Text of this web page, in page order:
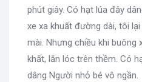
phút giây. Có hạt lúa đây
xe xa khuất đường dài, tôi
mài. Nhưng chiều khi buông
khất, lăn lóc trên thềm. Có
dâng Người nhỏ bé vô ngần.